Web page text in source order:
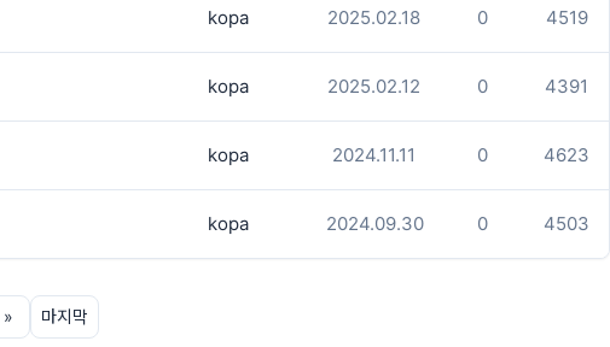
kopa 2025.02.18 0 4519
kopa 2025.02.12 0 4391
kopa 2024.11.11 0 4623
kopa 2024.09.30 0 4503
» 마지막